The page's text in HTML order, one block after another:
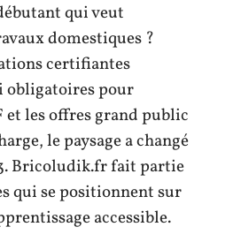
qui veut
domestiques ?
certifiantes
obligatoires pour
et les offres grand public
le paysage a changé
Bricoludik.fr fait partie
qui se positionnent sur
accessible.